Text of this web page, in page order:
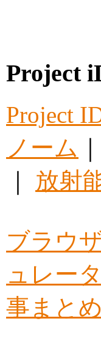
Project
Project
ノーム
放射
ブラウ
ュレータ
事まとめ